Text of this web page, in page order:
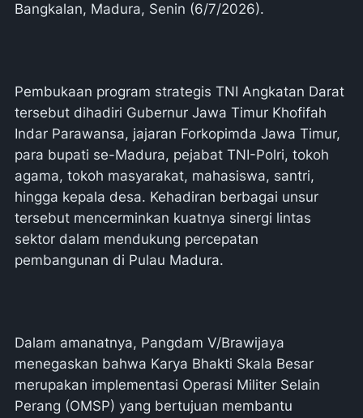
Bangkalan, Madura, Senin (6/7/2026).
Pembukaan program strategis TNI Angkatan Darat
tersebut dihadiri Gubernur Jawa Timur Khofifah
Indar Parawansa, jajaran Forkopimda Jawa Timur,
para bupati se-Madura, pejabat TNI-Polri, tokoh
agama, tokoh masyarakat, mahasiswa, santri,
hingga kepala desa. Kehadiran berbagai unsur
tersebut mencerminkan kuatnya sinergi lintas
sektor dalam mendukung percepatan
pembangunan di Pulau Madura.
Dalam amanatnya, Pangdam V/Brawijaya
menegaskan bahwa Karya Bhakti Skala Besar
merupakan implementasi Operasi Militer Selain
Perang (OMSP) yang bertujuan membantu